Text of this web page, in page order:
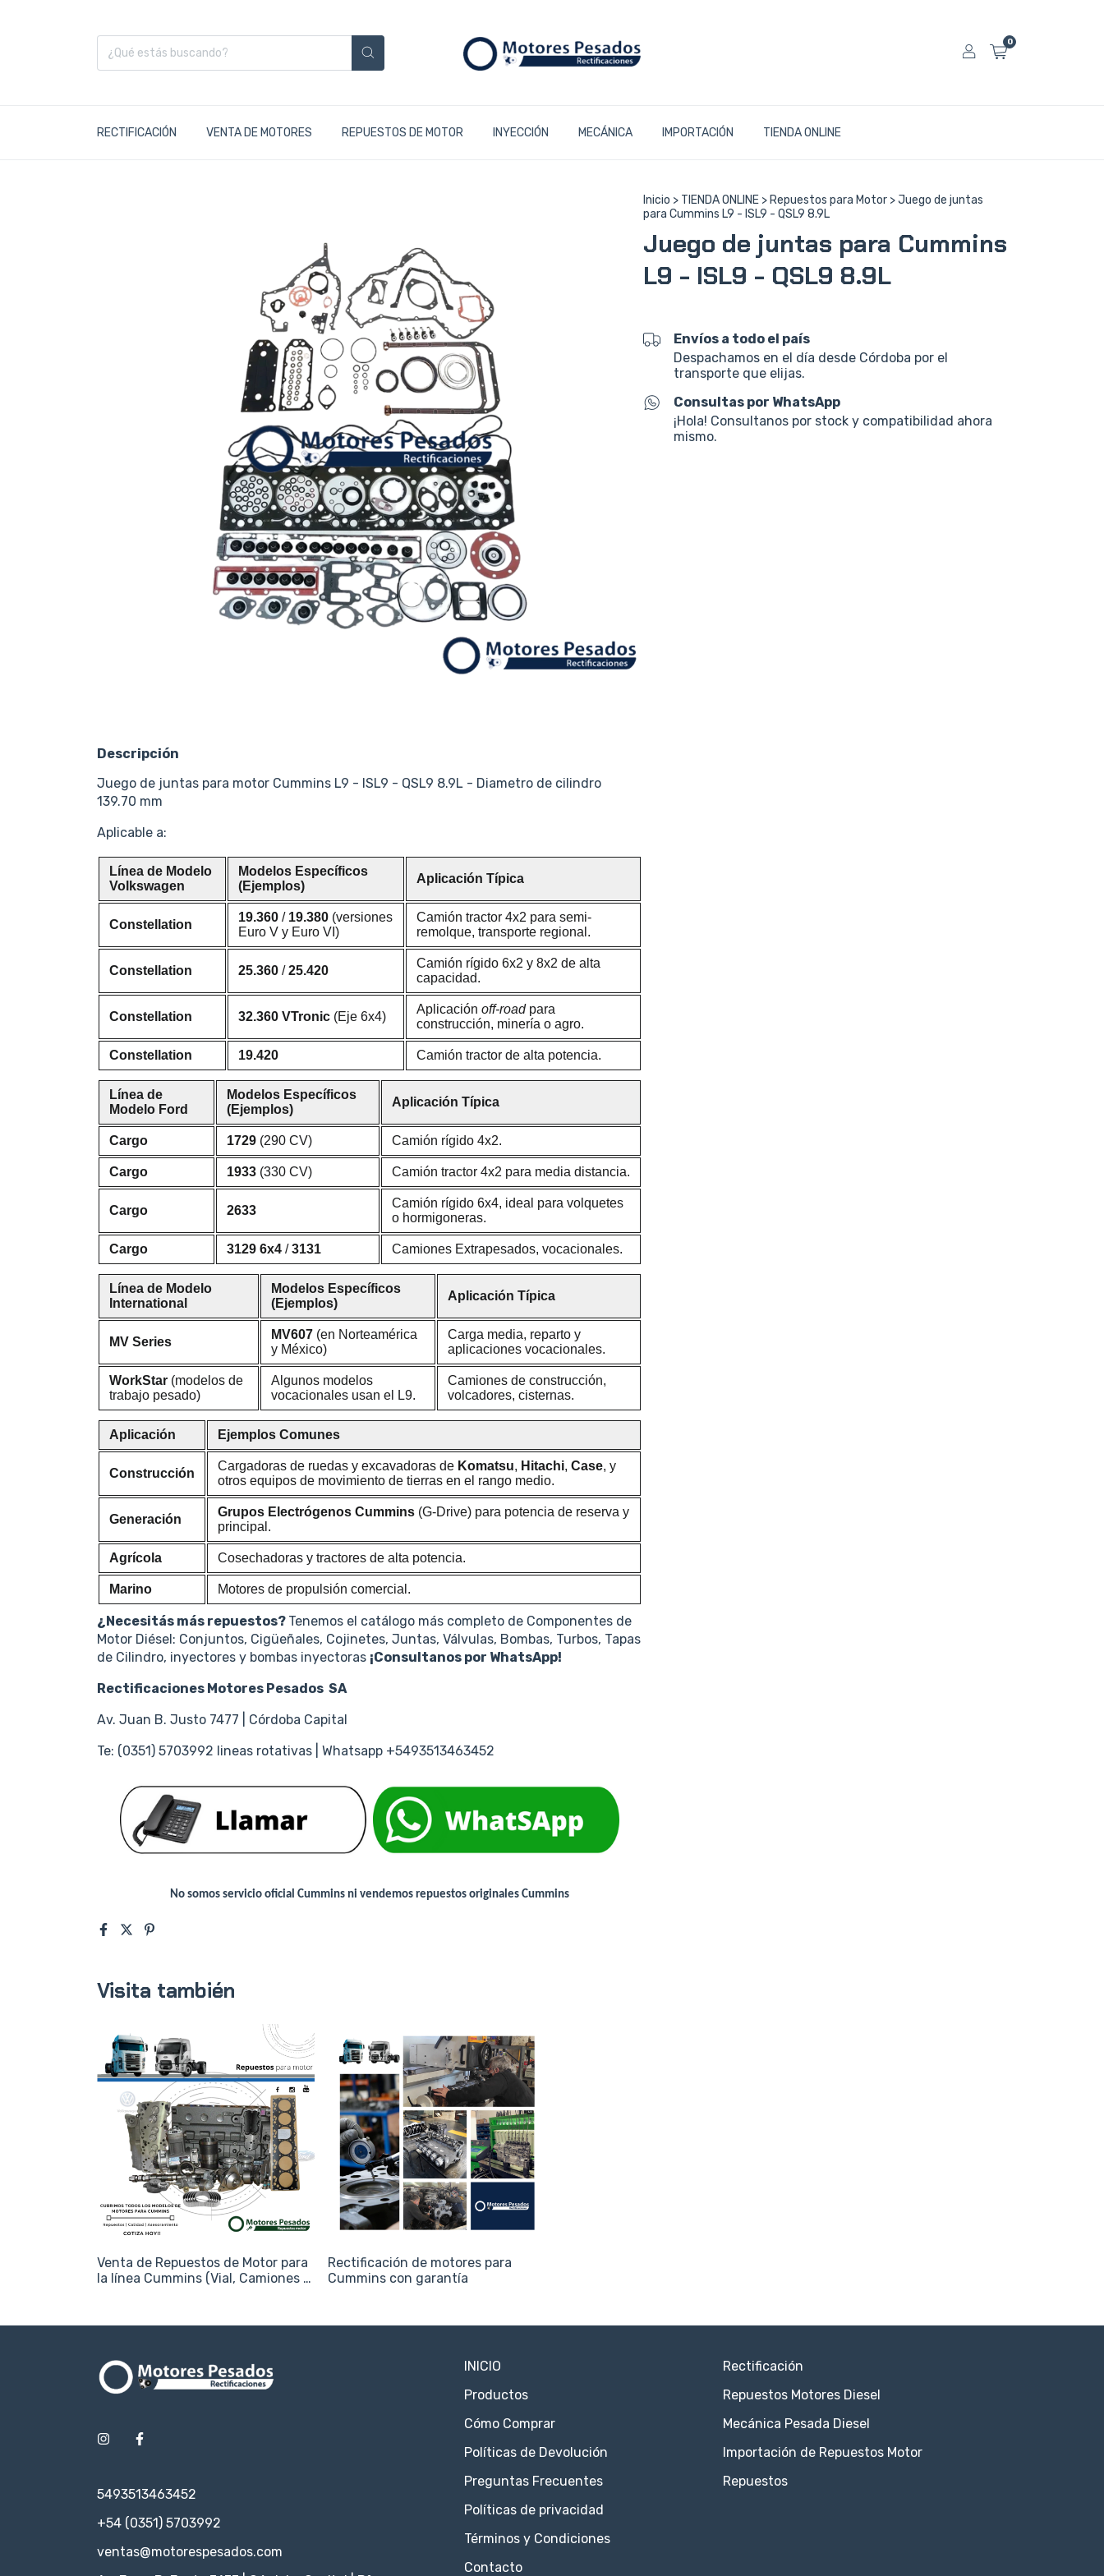
0
RECTIFICACIÓN VENTA DE MOTORES REPUESTOS DE MOTOR INYECCIÓN MECÁNICA IMPORTACIÓN TIENDA ONLINE
Inicio > TIENDA ONLINE > Repuestos para Motor >Juego de juntas
para Cummins L9 - ISL9 - QSL9 8.9L
Juego de juntas para Cummins
L9 - ISL9 - QSL9 8.9L
Envíos a todo el país
Despachamos en el día desde Córdoba por el
transporte que elijas.
Consultas por WhatsApp
¡Hola! Consultanos por stock y compatibilidad ahora
mismo.
Descripción
Juego de juntas para motor Cummins L9 - ISL9 - QSL9 8.9L - Diametro de cilindro
139.70 mm
Aplicable a:
Línea de Modelo
Volkswagen
Modelos Específicos
(Ejemplos)
Aplicación Típica
Constellation
19.360 / 19.380 (versiones
Euro V y Euro VI)
Camión tractor 4x2 para semi-
remolque, transporte regional.
Constellation 25.360 /25.420
Camión rígido 6x2 y 8x2 de alta
capacidad.
Constellation 32.360 VTronic (Eje 6x4)
Aplicación off-roadpara
construcción, minería o agro.
Constellation 19.420 Camión tractor de alta potencia.
Línea de
Modelo Ford
Modelos Específicos
(Ejemplos)
Aplicación Típica
Cargo 1729 (290 CV) Camión rígido 4x2.
Cargo 1933 (330 CV) Camión tractor 4x2 para media distancia.
Cargo 2633
Camión rígido 6x4, ideal para volquetes
o hormigoneras.
Cargo 3129 6x4 /3131 Camiones Extrapesados, vocacionales.
Línea de Modelo
International
Modelos Específicos
(Ejemplos)
Aplicación Típica
MV Series
MV607 (en Norteamérica
y México)
Carga media, reparto y
aplicaciones vocacionales.
WorkStar (modelos de
trabajo pesado)
Algunos modelos
vocacionales usan el L9.
Camiones de construcción,
volcadores, cisternas.
Aplicación Ejemplos Comunes
Construcción
Cargadoras de ruedas y excavadoras de Komatsu, Hitachi, Case, y
otros equipos de movimiento de tierras en el rango medio.
Generación
Grupos Electrógenos Cummins (G-Drive) para potencia de reserva y
principal.
Agrícola Cosechadoras y tractores de alta potencia.
Marino Motores de propulsión comercial.
¿Necesitás más repuestos? Tenemos el catálogo más completo de Componentes de
Motor Diésel: Conjuntos, Cigüeñales, Cojinetes, Juntas, Válvulas, Bombas, Turbos, Tapas
de Cilindro, inyectores y bombas inyectoras ¡Consultanos por WhatsApp!
Rectificaciones Motores Pesados SA
Av. Juan B. Justo 7477 | Córdoba Capital
Te: (0351) 5703992 lineas rotativas | Whatsapp +5493513463452
No somos servicio oficial Cummins ni vendemos repuestos originales Cummins
Visita también
Venta de Repuestos de Motor para
la línea Cummins (Vial, Camiones y
Rectificación de motores para
Cummins con garantía
5493513463452
+54 (0351) 5703992
ventas@motorespesados.com
INICIO
Productos
Cómo Comprar
Políticas de Devolución
Preguntas Frecuentes
Políticas de privacidad
Términos y Condiciones
Contacto
Rectificación
Repuestos Motores Diesel
Mecánica Pesada Diesel
Importación de Repuestos Motor
Repuestos